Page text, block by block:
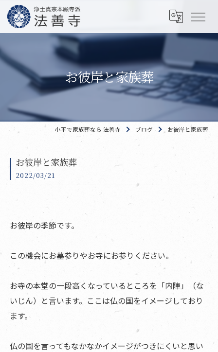
お彼岸と家族葬
小平で家族葬なら 法善寺 ブログ お彼岸と家族葬
お彼岸と家族葬
2022/03/21
お彼岸の季節です。
この機会にお墓参りやお寺にお参りください。
お寺の本堂の一段高くなっているところを「内陣」（な
いじん）と言います。ここは仏の国をイメージしており
ます。
仏の国を言ってもなかなかイメージがつきにくいと思い